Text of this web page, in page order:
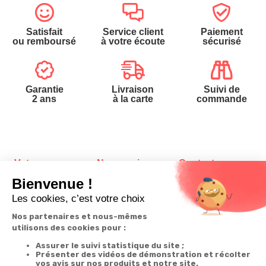
Satisfait
ou remboursé
Service client
à votre écoute
Paiement
sécurisé
Garantie
2 ans
Livraison
à la carte
Suivi de
commande
Votre
commande
commande
Livraison
Paiement facilité
Satisfait ou
remboursé, retour
Nos services
Abonnement à la
newsletter
Désabonnement à
la newsletter
Contact
1ère visite
Contactez-nous
Téléphone
: 0900-
50005
Du lundi au
Par